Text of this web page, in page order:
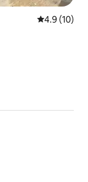
從 10 則評
4.9 (10)